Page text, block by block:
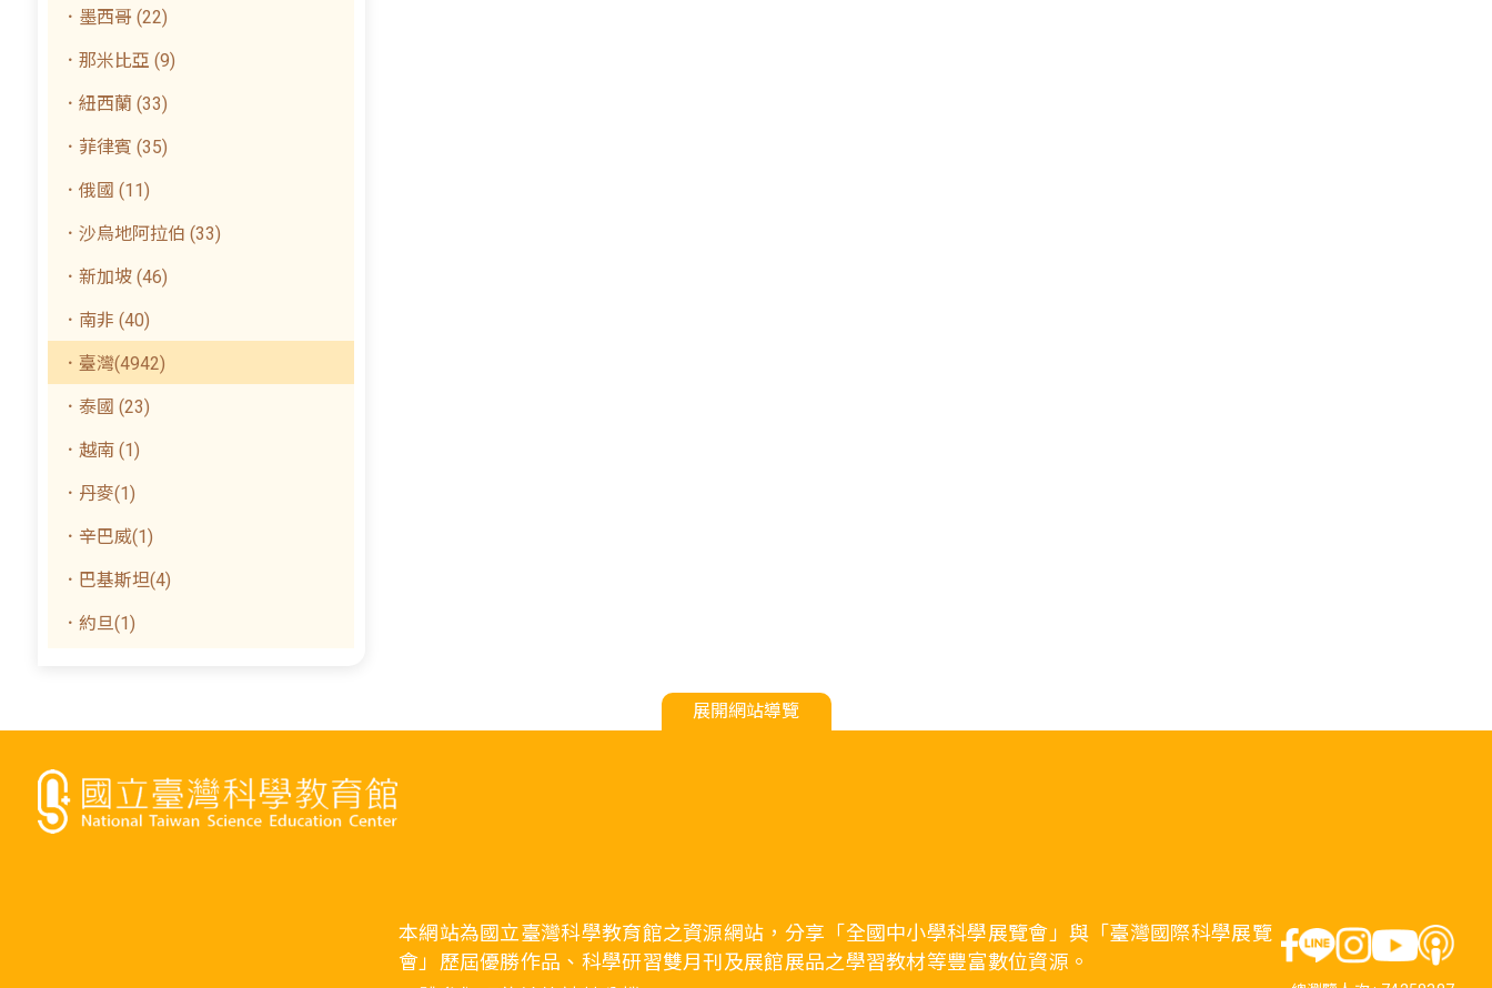
．墨西哥 (22)
．那米比亞 (9)
．紐西蘭 (33)
．菲律賓 (35)
．俄國 (11)
．沙烏地阿拉伯 (33)
．新加坡 (46)
．南非 (40)
．臺灣(4942)
．泰國 (23)
．越南 (1)
．丹麥(1)
．辛巴威(1)
．巴基斯坦(4)
．約旦(1)
展開網站導覽
本網站為國立臺灣科學教育館之資源網站，分享「全國中小學科學展覽會」與「臺灣國際科學展覽
會」歷屆優勝作品、科學研習雙月刊及展館展品之學習教材等豐富數位資源。